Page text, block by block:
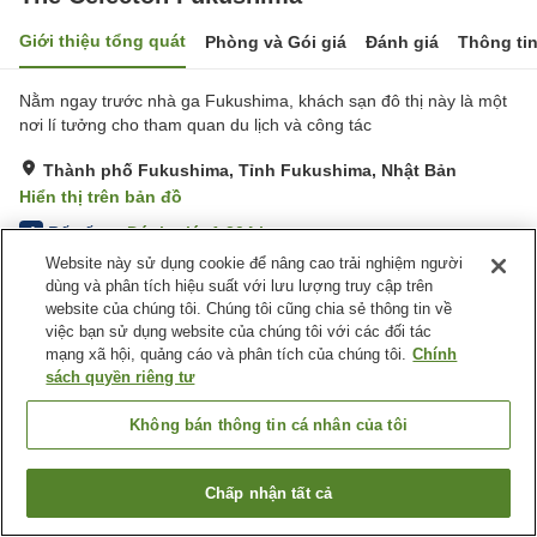
Giới thiệu tổng quát Phòng và Gói giá Đánh giá Thông
Nằm ngay trước nhà ga Fukushima, khách sạn đô thị này là một
nơi lí tưởng cho tham quan du lịch và công tác
Thành phố Fukushima, Tỉnh Fukushima, Nhật Bản
Hiển thị trên bản đồ
4 Rất tốt Đánh giá:1,204lượt
Tiện nghi chỗ nghỉ
Bãi đỗ xe
Spa / Salon
Nhà hàng
Máy bán hàng tự động
Nhật Bản Tỉnh Fukushima
Thành phố Fukushima
The Celecton Fukushima
Tìm phòng trống
Website này sử dụng cookie để nâng cao trải nghiệm người
dùng và phân tích hiệu suất với lưu lượng truy cập trên
website của chúng tôi. Chúng tôi cũng chia sẻ thông tin về
việc bạn sử dụng website của chúng tôi với các đối tác
mạng xã hội, quảng cáo và phân tích của chúng tôi. Chính
sách quyền riêng tư
Không bán thông tin cá nhân của tôi
Chấp nhận tất cả